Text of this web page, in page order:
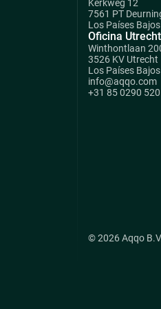
Kerkweg 12
7561 PT
Los Países Bajos
Oficina Utrecht
Winthontlaan
3526 KV Utrecht
Los Países Bajos
info@aqqo.com
+31 85 0290 520
© 2026 Aqqo